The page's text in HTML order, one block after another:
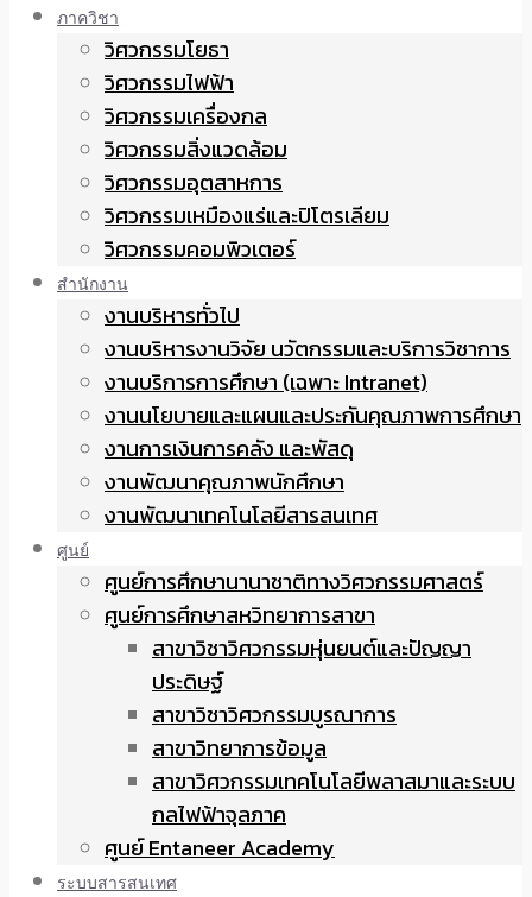
ภาควิชา
วิศวกรรมโยธา
วิศวกรรมไฟฟ้า
วิศวกรรมเครื่องกล
วิศวกรรมสิ่งแวดล้อม
วิศวกรรมอุตสาหการ
วิศวกรรมเหมืองแร่และปิโตรเลียม
วิศวกรรมคอมพิวเตอร์
สำนักงาน
งานบริหารทั่วไป
งานบริหารงานวิจัย นวัตกรรมและบริการวิชาการ
งานบริการการศึกษา (เฉพาะ Intranet)
งานนโยบายและแผนและประกันคุณภาพการศึกษา
งานการเงินการคลัง และพัสดุ
งานพัฒนาคุณภาพนักศึกษา
งานพัฒนาเทคโนโลยีสารสนเทศ
ศูนย์
ศูนย์การศึกษานานาชาติทางวิศวกรรมศาสตร์
ศูนย์การศึกษาสหวิทยาการสาขา
สาขาวิชาวิศวกรรมหุ่นยนต์และปัญญา
ประดิษฐ์
สาขาวิชาวิศวกรรมบูรณาการ
สาขาวิทยาการข้อมูล
สาขาวิศวกรรมเทคโนโลยีพลาสมาและระบบ
กลไฟฟ้าจุลภาค
ศูนย์ Entaneer Academy
ระบบสารสนเทศ